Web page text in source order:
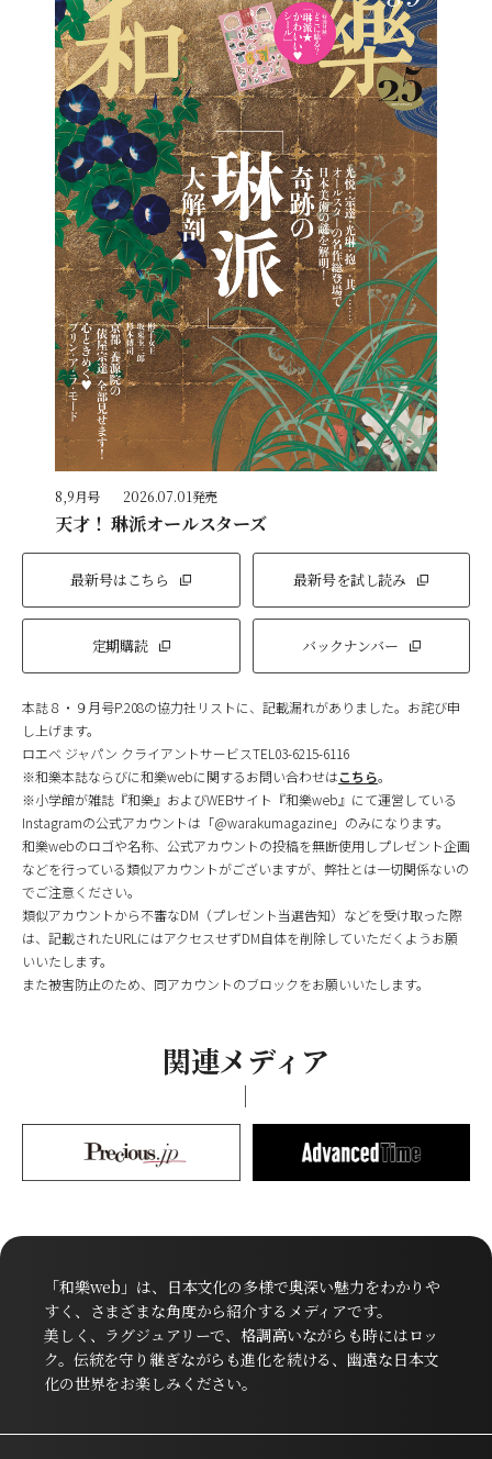
8,9月号 2026.07.01発売
天才！ 琳派オールスターズ
最新号はこちら 最新号を試し読み
定期購読 バックナンバー
本誌８・９月号P.208の協力社リストに、記載漏れがありました。お詫び申
し上げます。
ロエベ ジャパン クライアントサービスTEL03-6215-6116
※和樂本誌ならびに和樂webに関するお問い合わせはこちら。
※小学館が雑誌『和樂』およびWEBサイト『和樂web』にて運営している
Instagramの公式アカウントは「@warakumagazine」のみになります。
和樂webのロゴや名称、公式アカウントの投稿を無断使用しプレゼント企画
などを行っている類似アカウントがございますが、弊社とは一切関係ないの
でご注意ください。
類似アカウントから不審なDM（プレゼント当選告知）などを受け取った際
は、記載されたURLにはアクセスせずDM自体を削除していただくようお願
いいたします。
また被害防止のため、同アカウントのブロックをお願いいたします。
関連メディア
「和樂web」は、日本文化の多様で奥深い魅力をわかりや
すく、さまざまな角度から紹介するメディアです。
美しく、ラグジュアリーで、格調高いながらも時にはロッ
ク。伝統を守り継ぎながらも進化を続ける、幽遠な日本文
化の世界をお楽しみください。